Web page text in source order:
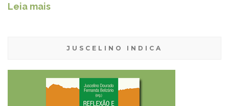
Leia mais
JUSCELINO INDICA